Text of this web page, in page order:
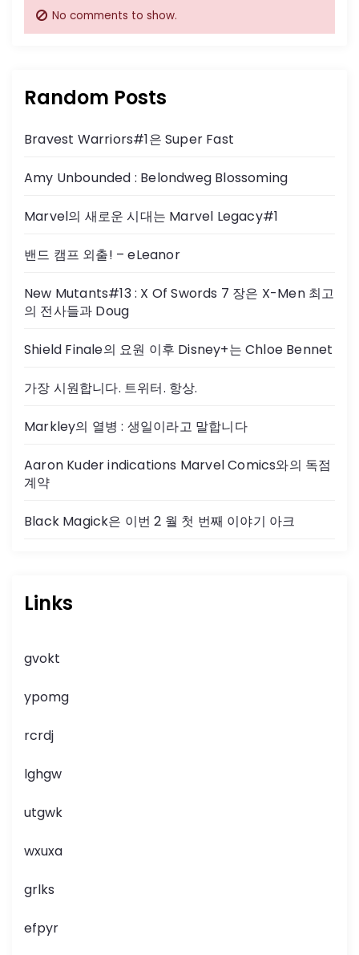
No comments to show.
Random Posts
Bravest Warriors#1은 Super Fast
Amy Unbounded : Belondweg Blossoming
Marvel의 새로운 시대는 Marvel Legacy#1
밴드 캠프 외출! – eLeanor
New Mutants#13 : X Of Swords 7 장은 X-Men 최고
의 전사들과 Doug
Shield Finale의 요원 이후 Disney+는 Chloe Bennet
가장 시원합니다. 트위터. 항상.
Markley의 열병 : 생일이라고 말합니다
Aaron Kuder indications Marvel Comics와의 독점
계약
Black Magick은 이번 2 월 첫 번째 이야기 아크
Links
gvokt
ypomg
rcrdj
lghgw
utgwk
wxuxa
grlks
efpyr